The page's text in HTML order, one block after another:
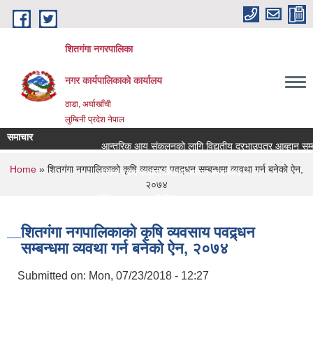
Skip to main content
शितगंगा नगरपालिका
नगर कार्यपालिकाकाे कार्यालय
ठाडा, अर्घाखाँची
लुम्बिनी प्रदेश नेपाल
समाचार
आन्तरिक आय संकलनको लागि विद्युतीय दरभाउपत्र आब्हान
रिक्त पदमा स्थायी शिक्षक सरुवा सम्बन्धमा ।।।
You are here
Home » शितगंगा नगपालिकाको कृषि व्यवसाय पवद्र्धन सम्बन्धमा व्यवथा गर्न बनेको ऐन,
२०७४
शितगंगा नगपालिकाको कृषि व्यवसाय पवद्र्धन
सम्बन्धमा व्यवथा गर्न बनेको ऐन, २०७४
Submitted on: Mon, 07/23/2018 - 12:27